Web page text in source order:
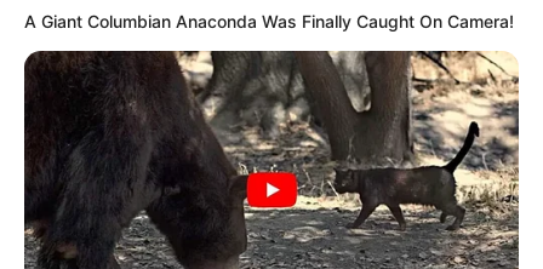
--ad5
ÓRGÃO OFICIAL ELETRÔNICO
MUNICÍPIO DE PORTO RICO - PR
De acordo com a Lei Municipal n°940/2011, Edição nº 1967, Pág. 1,
Ano I.
Porto Rico-PR, segunda-feira, 10 de novembro de 2025.
ATOS DO PODER EXECUTIVO
A Giant Columbian Anaconda Was Finally Caught On Camera!